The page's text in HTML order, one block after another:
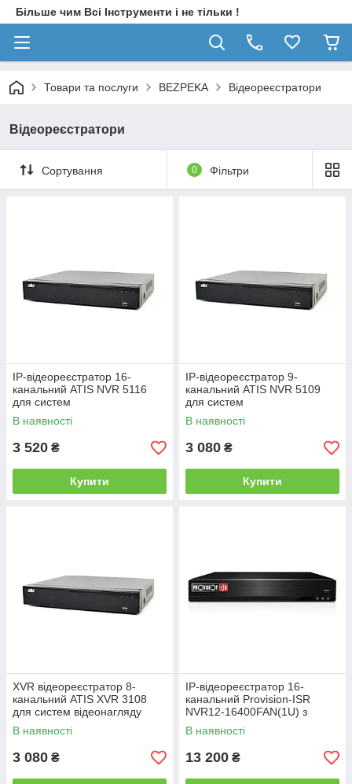
Більше чим Всі Інструменти і не тільки !
Товари та послуги BEZPEKA Відеореєстратори
Відеореєстратори
Сортування 0 Фільтри
IP-відеореєстратор 16-
канальний ATIS NVR 5116
для систем
відеоспостереження
В наявності
3 520 ₴
Купити
IP-відеореєстратор 9-
канальний ATIS NVR 5109
для систем
відеоспостереження
В наявності
3 080 ₴
Купити
XVR відеореєстратор 8-
канальний ATIS XVR 3108
для систем відеонагляду
В наявності
3 080 ₴
IP-відеореєстратор 16-
канальний Provision-ISR
NVR12-16400FAN(1U) з
розпізнаванням облич для
систем відеоспостереження
В наявності
13 200 ₴